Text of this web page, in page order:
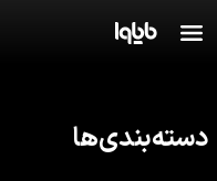
دسته‌بندی‌ها